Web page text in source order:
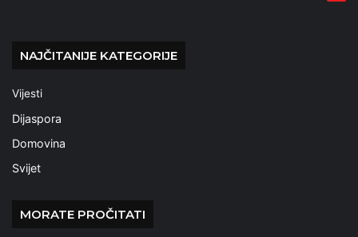
NAJČITANIJE KATEGORIJE
Vijesti
Dijaspora
Domovina
Svijet
MORATE PROČITATI